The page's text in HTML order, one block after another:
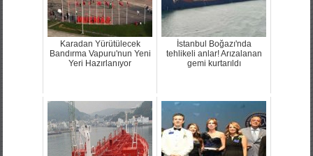
Karadan Yürütülecek
Bandırma Vapuru'nun Yeni
Yeri Hazırlanıyor
İstanbul Boğazı'nda
tehlikeli anlar! Arızalanan
gemi kurtarıldı